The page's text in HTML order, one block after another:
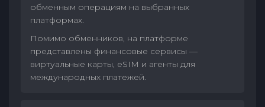
обменным операциям на выбранных
платформах.
Помимо обменников, на платформе
представлены финансовые сервисы —
виртуальные карты, eSIM и агенты для
международных платежей.